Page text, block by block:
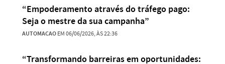
“Empoderamento através do tráfego pago:
Seja o mestre da sua campanha”
AUTOMACAOEM 06/06/2026, ÀS 22:36
“Transformando barreiras em oportunidades: